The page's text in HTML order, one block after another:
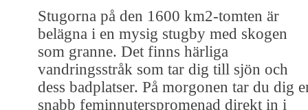
Stugorna på den 1600 km2-tomten är
belägna i en mysig stugby med skogen
som granne. Det finns härliga
vandringsstråk som tar dig till sjön och
dess badplatser. På morgonen tar du dig
snabb feminnuterspromenad direkt in i